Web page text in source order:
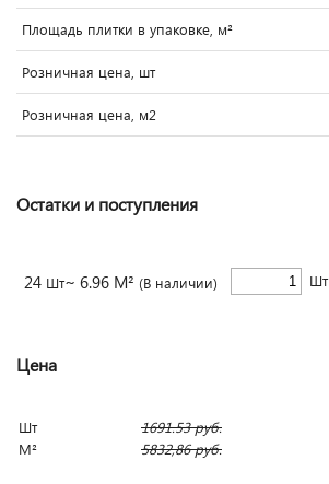
Площадь плитки в упаковке, м²
Розничная цена, шт
Розничная цена, м2
Остатки и поступления
24 Шт~ 6.96 М² (В наличии) Шт
Цена
Шт 1691.53руб.
М²
5832,86руб.